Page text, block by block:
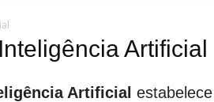
Artificial
Artificial